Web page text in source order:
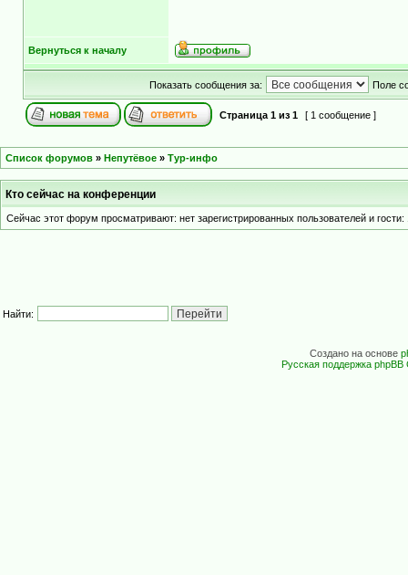
Вернуться к началу
Показать сообщения за: Поле
Страница 1 из 1 [ 1 сообщение ]
Список форумов » Непутёвое » Тур-инфо
Кто сейчас на конференции
Сейчас этот форум просматривают: нет зарегистрированных пользователей и гости:
Найти:
Создано на основе
Русская поддержка phpBB